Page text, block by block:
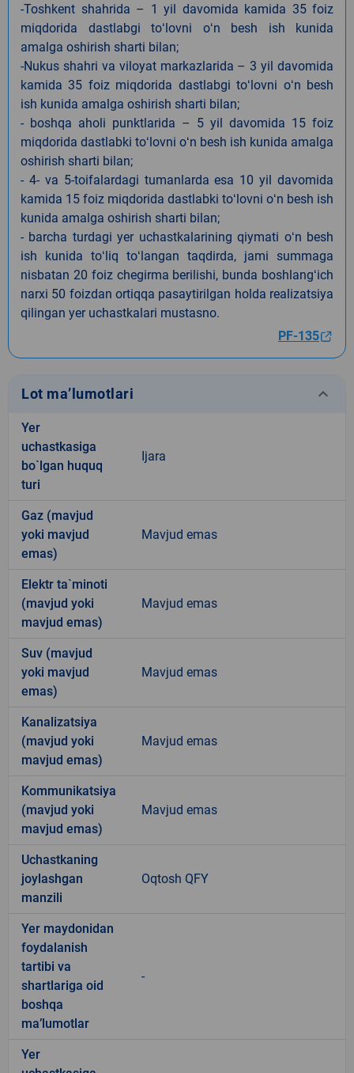
-Toshkent shahrida – 1 yil davomida kamida 35 foiz
miqdorida dastlabgi toʻlovni oʻn besh ish kunida
amalga oshirish sharti bilan;
-Nukus shahri va viloyat markazlarida – 3 yil davomida
kamida 35 foiz miqdorida dastlabgi toʻlovni oʻn besh
ish kunida amalga oshirish sharti bilan;
- boshqa aholi punktlarida – 5 yil davomida 15 foiz
miqdorida dastlabki toʻlovni oʻn besh ish kunida amalga
oshirish sharti bilan;
- 4- va 5-toifalardagi tumanlarda esa 10 yil davomida
kamida 15 foiz miqdorida dastlabki toʻlovni oʻn besh ish
kunida amalga oshirish sharti bilan;
- barcha turdagi yer uchastkalarining qiymati oʻn besh
ish kunida toʻliq toʻlangan taqdirda, jami summaga
nisbatan 20 foiz chegirma berilishi, bunda boshlangʻich
narxi 50 foizdan ortiqqa pasaytirilgan holda realizatsiya
qilingan yer uchastkalari mustasno.
PF-135
Lot ma’lumotlari keyboard_arrow_down
Yer
uchastkasiga
bo`lgan huquq
turi
Ijara
Gaz (mavjud
yoki mavjud
emas)
Mavjud emas
Elektr ta`minoti
(mavjud yoki
mavjud emas)
Mavjud emas
Suv (mavjud
yoki mavjud
emas)
Mavjud emas
Kanalizatsiya
(mavjud yoki
mavjud emas)
Mavjud emas
Kommunikatsiya
(mavjud yoki
mavjud emas)
Mavjud emas
Uchastkaning
joylashgan
manzili
Oqtosh QFY
Yer maydonidan
foydalanish
tartibi va
shartlariga oid
boshqa
ma’lumotlar
-
Yer